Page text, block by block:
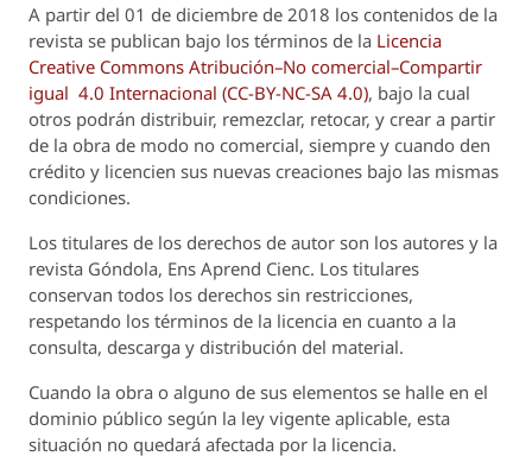
A partir del 01 de diciembre de 2018 los contenidos de la
revista se publican bajo los términos de la Licencia
Creative Commons Atribución–No comercial–Compartir
igual 4.0 Internacional (CC-BY-NC-SA 4.0), bajo la cual
otros podrán distribuir, remezclar, retocar, y crear a partir
de la obra de modo no comercial, siempre y cuando den
crédito y licencien sus nuevas creaciones bajo las mismas
condiciones.
Los titulares de los derechos de autor son los autores y la
revista Góndola, Ens Aprend Cienc. Los titulares
conservan todos los derechos sin restricciones,
respetando los términos de la licencia en cuanto a la
consulta, descarga y distribución del material.
Cuando la obra o alguno de sus elementos se halle en el
dominio público según la ley vigente aplicable, esta
situación no quedará afectada por la licencia.